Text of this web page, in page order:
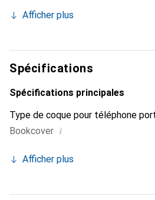
et indispensable pour votre
marque Noreve est un choix sûr
exigeante.
Afficher plus
Spécifications
Spécifications principales
Type de coque pour téléphone
Bookcover i
Afficher plus